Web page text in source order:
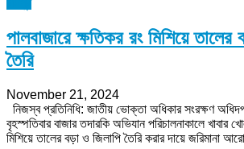
পালবাজারে ক্ষতিকর রং মিশিয়ে তালের
তৈরি
November 21, 2024
নিজস্ব প্রতিনিধি: জাতীয় ভোক্তা অধিকার সংরক্ষণ
বৃহস্পতিবার বাজার তদারকি অভিযান পরিচালনাকালে খাবার
মিশিয়ে তালের বড়া ও জিলাপি তৈরি করার দায়ে জরিমানা